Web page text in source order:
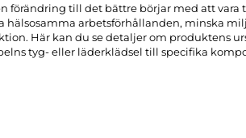
förändring till det bättre börjar med att vara
hälsosamma arbetsförhållanden, minska
Här kan du se detaljer om produktens
tyg- eller läderklädsel till specifika